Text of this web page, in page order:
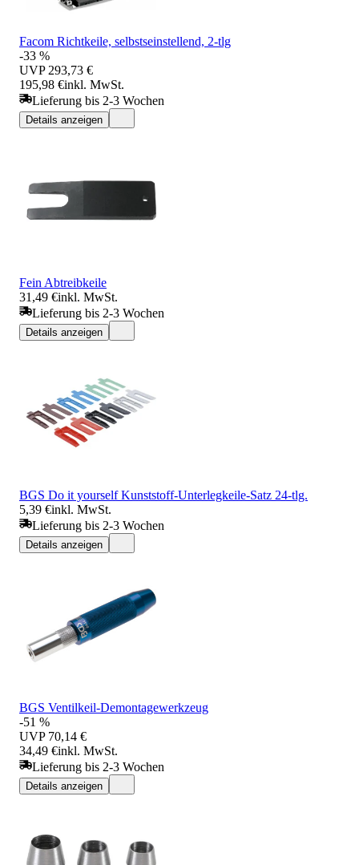
Facom Richtkeile, selbstseinstellend, 2-tlg
-33 %
UVP 293,73 €
195,98 €inkl. MwSt.
Lieferung bis 2-3 Wochen
Details anzeigen
Fein Abtreibkeile
31,49 €inkl. MwSt.
Lieferung bis 2-3 Wochen
Details anzeigen
BGS Do it yourself Kunststoff-Unterlegkeile-Satz 24-tlg.
5,39 €inkl. MwSt.
Lieferung bis 2-3 Wochen
Details anzeigen
BGS Ventilkeil-Demontagewerkzeug
-51 %
UVP 70,14 €
34,49 €inkl. MwSt.
Lieferung bis 2-3 Wochen
Details anzeigen